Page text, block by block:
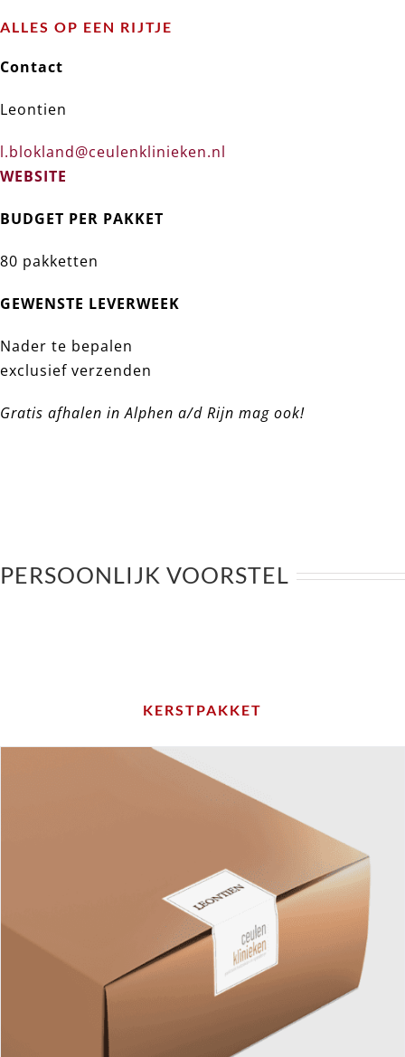
ALLES OP EEN RIJTJE
Contact
Leontien
l.blokland@ceulenklinieken.nl
WEBSITE
BUDGET PER PAKKET
80 pakketten
GEWENSTE LEVERWEEK
Nader te bepalen
exclusief verzenden
Gratis afhalen in Alphen a/d Rijn mag ook!
PERSOONLIJK VOORSTEL
KERSTPAKKET